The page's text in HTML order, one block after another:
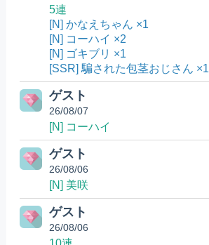
5連
[N] かなえちゃん ×1
[N] コーハイ ×2
[N] ゴキブリ ×1
[SSR] 騙された包茎おじさん ×1
ゲスト
26/08/07
[N] コーハイ
ゲスト
26/08/06
[N] 美咲
ゲスト
26/08/06